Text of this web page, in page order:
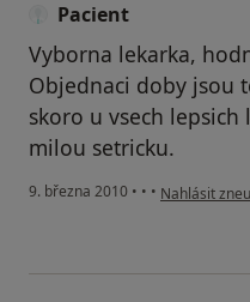
Pacient
Vyborna lekarka,
Objednaci doby jsou
skoro u vsech
milou setricku.
9. března 2010 • • • podle názoru
Nahlásit